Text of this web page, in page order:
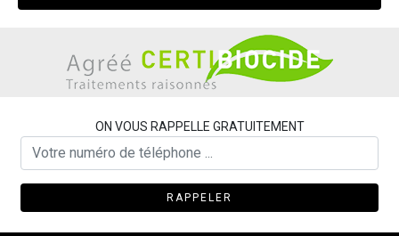
ON VOUS RAPPELLE GRATUITEMENT